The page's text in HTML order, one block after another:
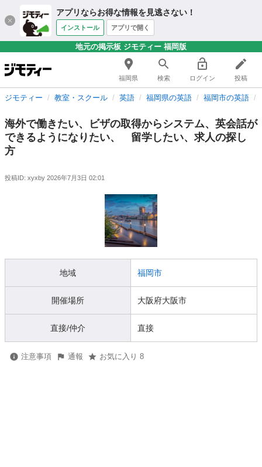
アプリならお得な情報を見逃さない！
インストール アプリで開く
地元の掲示板 ジモティー 福岡版
福岡県 検索 ログイン 投稿
ジモティー 教室・スクール 英語 福岡県の英語 福岡市の英語
海外で働きたい、ビザの取得からシステム、英会話が
できるようになりたい、 留学したい、求人の探し
方
投稿ID: xyxby 2026年7月3日 02:01
地域 福岡市
開催場所 大阪府大阪市
直接/仲介 直接
注意事項 通報 お気に入り 8